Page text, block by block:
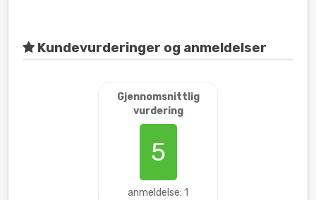
Kundevurderinger og anmeldelser
Gjennomsnittlig
vurdering
5
anmeldelse: 1